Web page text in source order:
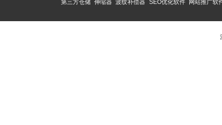
第三方仓储 伸缩器 波纹补偿器 SEO优化软件 网站推广软